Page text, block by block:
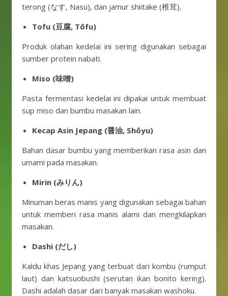
terong (なす, Nasu), dan jamur shiitake (椎茸).
Tofu (豆腐, Tōfu)
Produk olahan kedelai ini sering digunakan sebagai
sumber protein nabati.
Miso (味噌)
Pasta fermentasi kedelai ini dipakai untuk membuat
sup miso dan bumbu masakan lain.
Kecap Asin Jepang (醤油, Shōyu)
Bahan dasar bumbu yang memberikan rasa asin dan
umami pada masakan.
Mirin (みりん)
Minuman beras manis yang digunakan sebagai bahan
untuk memberi rasa manis alami dan mengkilapkan
masakan.
Dashi (だし)
Kaldu khas Jepang yang terbuat dari kombu (rumput
laut) dan katsuobushi (serutan ikan bonito kering).
Dashi adalah dasar dari banyak masakan washoku.